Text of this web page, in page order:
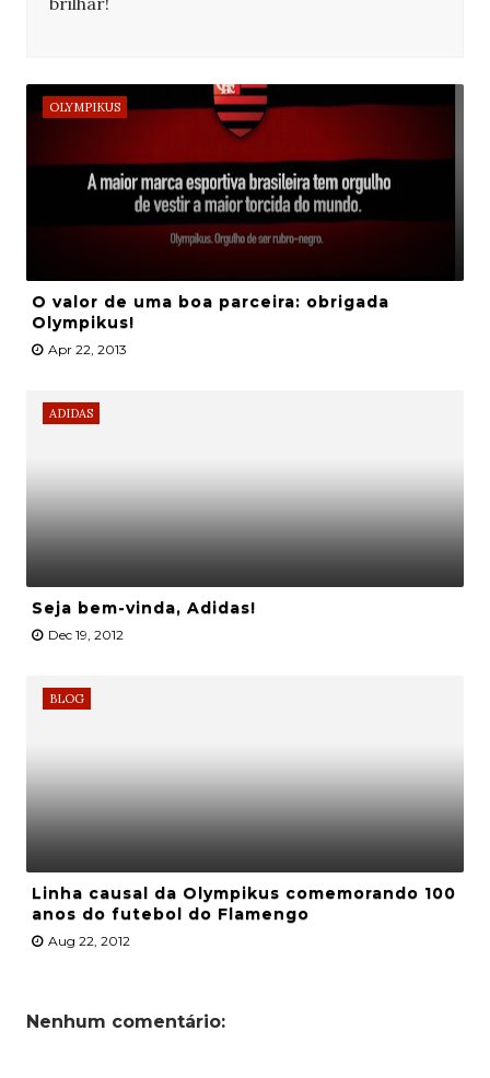
OLYMPIKUS
O valor de uma boa parceira: obrigada
Olympikus!
Apr 22, 2013
ADIDAS
Seja bem-vinda, Adidas!
Dec 19, 2012
BLOG
Linha causal da Olympikus comemorando 100
anos do futebol do Flamengo
Aug 22, 2012
Nenhum comentário: